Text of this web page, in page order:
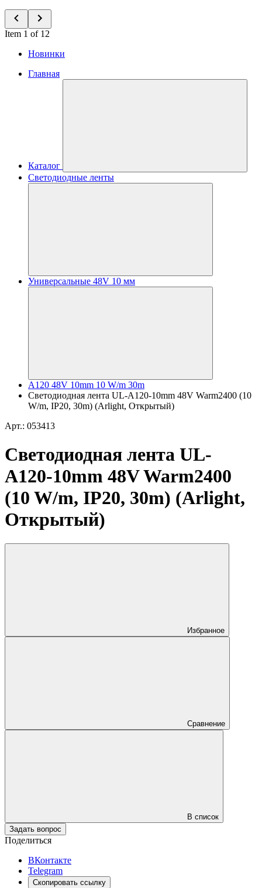
Item 1 of 12
Новинки
Главная
Каталог
Светодиодные ленты
Универсальные 48V 10 мм
A120 48V 10mm 10 W/m 30m
Светодиодная лента UL-A120-10mm 48V Warm2400 (10
W/m, IP20, 30m) (Arlight, Открытый)
Арт.: 053413
Светодиодная лента UL-
A120-10mm 48V Warm2400
(10 W/m, IP20, 30m) (Arlight,
Открытый)
Избранное
Сравнение
В список
Задать вопрос
Поделиться
ВКонтакте
Telegram
Скопировать ссылку